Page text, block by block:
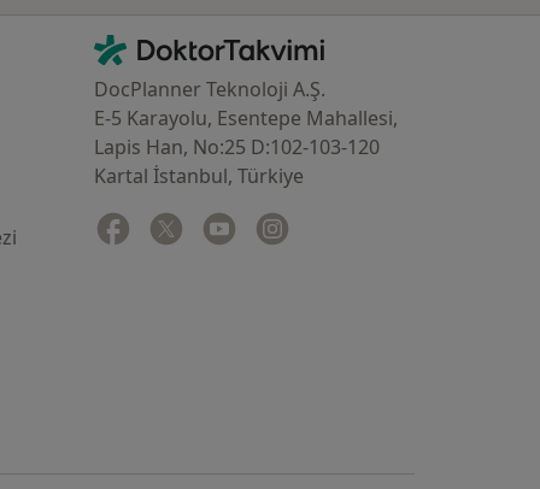
İletişim
DoktorTakvimi - Ana Sayfa
DocPlanner Teknoloji A.Ş.
E-5 Karayolu, Esentepe Mahallesi,
Lapis Han, No:25 D:102-103-120
Kartal İstanbul, Türkiye
Facebook
yeni bir sekmede açılır
Twitter
yeni bir sekmede açılır
Youtube
yeni bir sekmede açılır